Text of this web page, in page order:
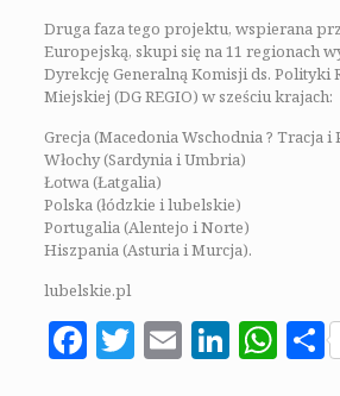
Druga faza tego projektu, wspierana
Europejską, skupi się na 11 regionach
Dyrekcję Generalną Komisji ds. Polityki
Miejskiej (DG REGIO) w sześciu krajach:
Grecja (Macedonia Wschodnia ? Tracja i
Włochy (Sardynia i Umbria)
Łotwa (Łatgalia)
Polska (łódzkie i lubelskie)
Portugalia (Alentejo i Norte)
Hiszpania (Asturia i Murcja).
lubelskie.pl
Facebook
Twitter
Email